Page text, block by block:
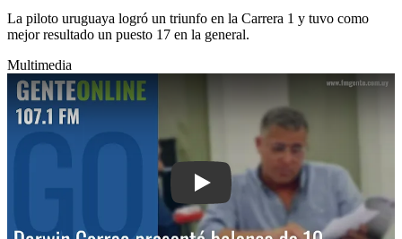
La piloto uruguaya logró un triunfo en la Carrera 1 y tuvo como
mejor resultado un puesto 17 en la general.
Multimedia
Play: Darwin Correa presentó